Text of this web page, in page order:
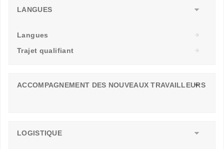
LANGUES
Langues
Trajet qualifiant
ACCOMPAGNEMENT DES NOUVEAUX TRAVAILLEURS
LOGISTIQUE